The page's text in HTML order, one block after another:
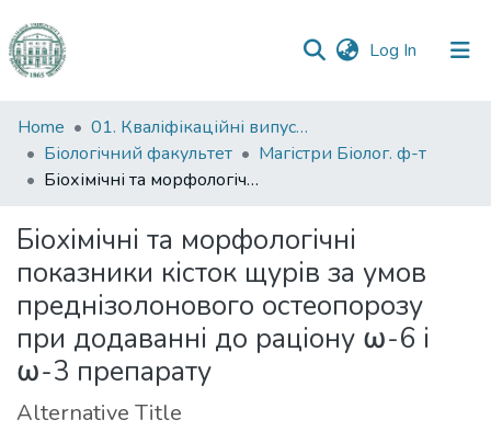
Log In (current)
Communities
&
Collections
Statistics
Home
01. Кваліфікаційні випускні роботи здобувачів вищої освіти
Біологічний факультет
Магістри Біолог. ф-т
Біохімічні та морфологічні показники кісток щурів за умов преднізолонового остеопорозу при додаванні до раціону ω-6 і ω-3 препарату
Біохімічні та морфологічні
показники кісток щурів за умов
преднізолонового остеопорозу
при додаванні до раціону ω-6 і
ω-3 препарату
Alternative Title